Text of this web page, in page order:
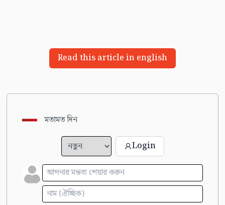
Read this article in english
মতামত দিন
Login